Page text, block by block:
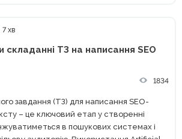
7 хв
складанні ТЗ на написання SEO
1834
завдання (ТЗ) для написання SEO-
– це ключовий етап у створенні
в пошукових системах і